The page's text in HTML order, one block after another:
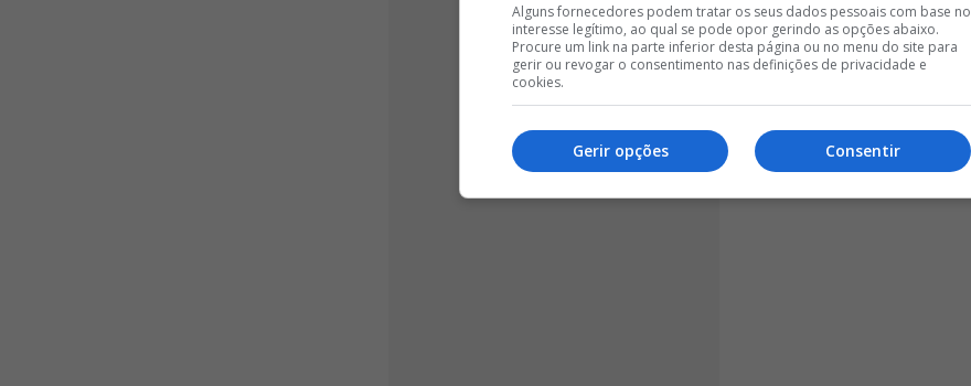
Alguns fornecedores podem tratar os seus dados pessoais com base no
interesse legítimo, ao qual se pode opor gerindo as opções abaixo.
Procure um link na parte inferior desta página ou no menu do site para
gerir ou revogar o consentimento nas definições de privacidade e
cookies.
Consentir
Gerir opções